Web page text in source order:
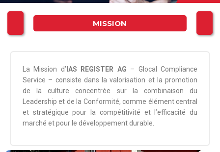
MISSION
La Mission d’IAS REGISTER AG – Glocal Compliance
Service – consiste dans la valorisation et la promotion
de la culture concentrée sur la combinaison du
Leadership et de la Conformité, comme élément central
et stratégique pour la compétitivité et l’efficacité du
marché et pour le développement durable.